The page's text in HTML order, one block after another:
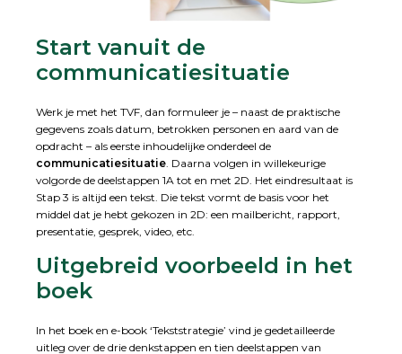
Start vanuit de
communicatiesituatie
Werk je met het TVF, dan formuleer je – naast de praktische
gegevens zoals datum, betrokken personen en aard van de
opdracht – als eerste inhoudelijke onderdeel de
communicatiesituatie. Daarna volgen in willekeurige
volgorde de deelstappen 1A tot en met 2D. Het eindresultaat is
Stap 3 is altijd een tekst. Die tekst vormt de basis voor het
middel dat je hebt gekozen in 2D: een mailbericht, rapport,
presentatie, gesprek, video, etc.
Uitgebreid voorbeeld in het
boek
In het boek en e-book ‘Tekststrategie’ vind je gedetailleerde
uitleg over de drie denkstappen en tien deelstappen van